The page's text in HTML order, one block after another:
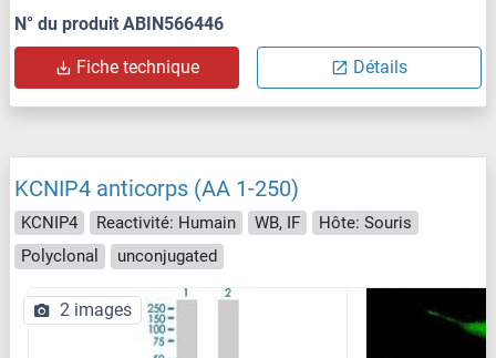
N° du produit ABIN566446
Fiche technique Détails
KCNIP4 anticorps (AA 1-250)
KCNIP4 Reactivité: Humain WB, IF
Hôte: Souris
Polyclonal
unconjugated
2 images